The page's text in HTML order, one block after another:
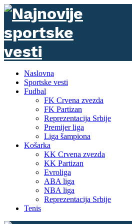
Naslovna
Sportske vesti
Fudbal
FK Crvena zvezda
FK Partizan
Reprezentacija Srbije
Premijer liga
Liga šampiona
Košarka
KK Crvena zvezda
KK Partizan
Evroliga
ABA liga
NBA liga
Reprezentacija Srbije
Tenis